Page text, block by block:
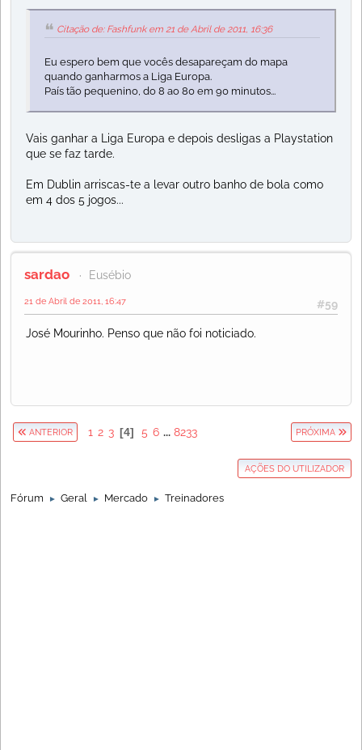
Citação de: Fashfunk em 21 de Abril de 2011, 16:36
Eu espero bem que vocês desapareçam do mapa
quando ganharmos a Liga Europa.
País tão pequenino, do 8 ao 80 em 90 minutos...
Vais ganhar a Liga Europa e depois desligas a Playstation
que se faz tarde.
Em Dublin arriscas-te a levar outro banho de bola como
em 4 dos 5 jogos...
sardao Eusébio
#59
21 de Abril de 2011, 16:47
José Mourinho. Penso que não foi noticiado.
ANTERIOR 1 2 3 4 5 6 ... 8233 PRÓXIMA
AÇÕES DO UTILIZADOR
Fórum ► Geral ► Mercado ► Treinadores